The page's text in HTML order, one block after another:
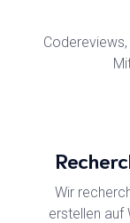
Wir
erstellen auf